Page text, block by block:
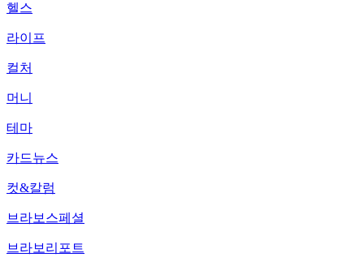
헬스
라이프
컬처
머니
테마
카드뉴스
컷&칼럼
브라보스페셜
브라보리포트